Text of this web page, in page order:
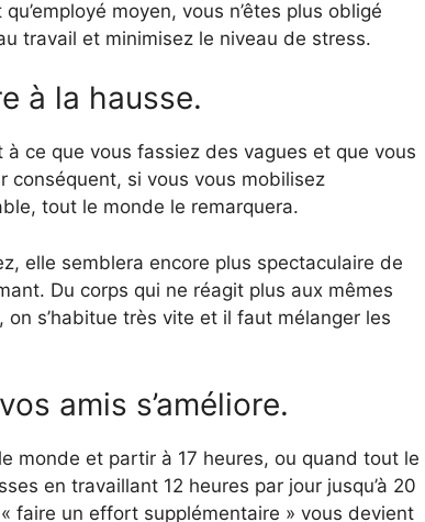
moyen, vous n’êtes plus obligé
travail et minimisez le niveau de stress.
à la hausse.
à ce que vous fassiez des vagues et que vous
conséquent, si vous vous mobilisez
tout le monde le remarquera.
elle semblera encore plus spectaculaire de
Du corps qui ne réagit plus aux mêmes
s’habitue très vite et il faut mélanger les
amis s’améliore.
monde et partir à 17 heures, ou quand tout le
en travaillant 12 heures par jour jusqu’à 20
faire un effort supplémentaire » vous devient